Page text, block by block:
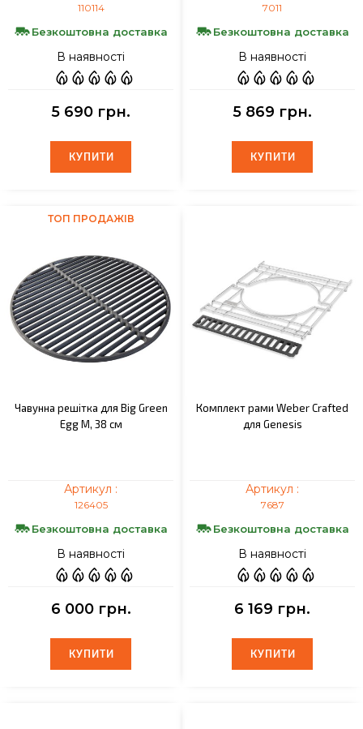
110114
Безкоштовна доставка
В наявності
5 690 грн.
КУПИТИ
КУПИТИ
7011
Безкоштовна доставка
В наявності
5 869 грн.
КУПИТИ
КУПИТИ
ТОП ПРОДАЖІВ
Чавунна решітка для Big Green
Egg M, 38 см
Артикул :
126405
Безкоштовна доставка
В наявності
6 000 грн.
КУПИТИ
КУПИТИ
Комплект рами Weber Crafted
для Genesis
Артикул :
7687
Безкоштовна доставка
В наявності
6 169 грн.
КУПИТИ
КУПИТИ